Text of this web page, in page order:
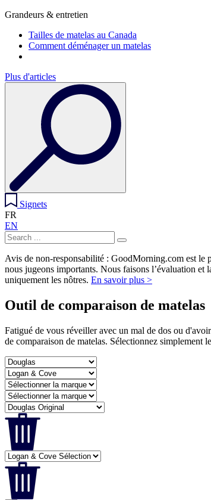
Grandeurs & entretien
Tailles de matelas au Canada
Comment déménager un matelas
Plus d'articles
Signets
FR
EN
Avis de non-responsabilité : GoodMorning.com est le
nous jugeons importants. Nous faisons l’évaluation
uniquement les nôtres. En savoir plus >
Outil de comparaison de matelas
Fatigué de vous réveiller avec un mal de dos ou
de comparaison de matelas. Sélectionnez simplement